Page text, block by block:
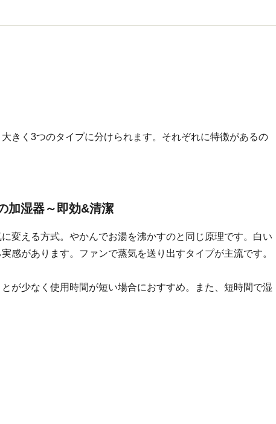
きく3つのタイプに分けられます。それぞれに特徴があるの
加湿器～即効&清潔
変える方式。やかんでお湯を沸かすのと同じ原理です。白い
感があります。ファンで蒸気を送り出すタイプが主流です。
が少なく使用時間が短い場合におすすめ。また、短時間で湿